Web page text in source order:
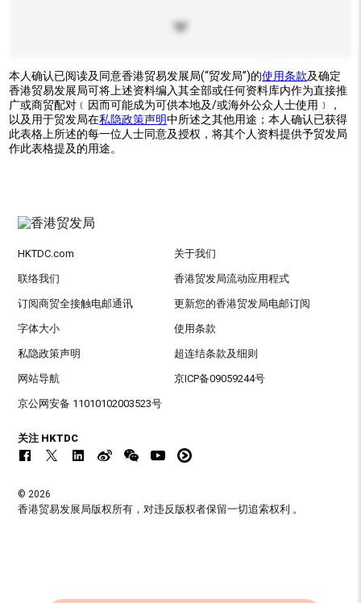
本人确认已阅读及同意香港贸易发展局(“贸发局”)的使用条款及确定
香港贸易发展局可将上述资料编入其全部或任何资料库内作为直接推
广或商贸配对﹝因而可能成为可供本地及/或海外公众人士使用﹞，
以及用于贸发局在私隐政策声明中所述之其他用途；本人确认已获得
此表格上所述的每一位人士同意及授权，将其个人资料提供予贸发局
作此表格提及的用途。
HKTDC.com 关于我们
联络我们 香港贸发局流动应用程式
订阅商贸全接触电邮通讯 更新您的香港贸发局电邮订阅
字体大小 使用条款
私隐政策声明 超连结条款及细则
网站导航 京ICP备09059244号
京公网安备 11010102003523号
关注 HKTDC
© 2026
香港贸易发展局版权所有，对违反版权者保留一切追索权利 。